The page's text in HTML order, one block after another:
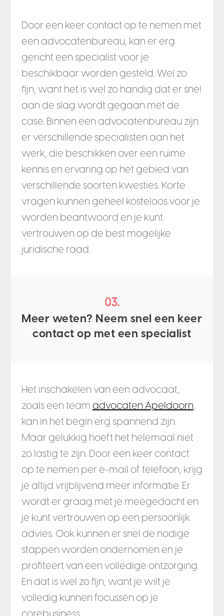
Door een keer contact op te nemen met
een advocatenbureau, kan er erg
gericht een specialist voor je
beschikbaar worden gesteld. Wel zo
fijn, want het is wel zo handig dat er snel
aan de slag wordt gegaan met de
case. Binnen een advocatenbureau zijn
er verschillende specialisten aan het
werk, die beschikken over een ruime
kennis en ervaring op het gebied van
verschillende soorten kwesties. Korte
vragen kunnen geheel kosteloos voor je
worden beantwoord en je kunt
vertrouwen op de best mogelijke
juridische raad.
03.
Meer weten? Neem snel een keer
contact op met een specialist
Het inschakelen van een advocaat,
zoals een team advocaten Apeldoorn,
kan in het begin erg spannend zijn.
Maar gelukkig hoeft het helemaal niet
zo lastig te zijn. Door een keer contact
op te nemen per e-mail of telefoon, krijg
je altijd vrijblijvend meer informatie. Er
wordt er graag met je meegedacht en
je kunt vertrouwen op een persoonlijk
advies. Ook kunnen er snel de nodige
stappen worden ondernomen en je
profiteert van een volledige ontzorging.
En dat is wel zo fijn, want je wilt je
volledig kunnen focussen op je